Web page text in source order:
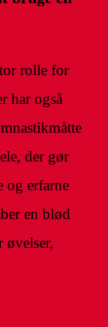
rolle for
har også
der gør
og erfarne
en blød
øvelser,